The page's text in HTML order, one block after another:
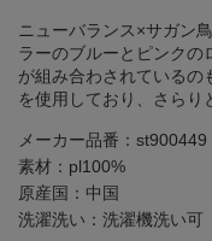
ニューバランス×サガン
ラーのブルーとピンクの
が組み合わされているの
を使用しており、さらり
メーカー品番：st900449
素材：pl100%
原産国：中国
洗濯洗い：洗濯機洗い